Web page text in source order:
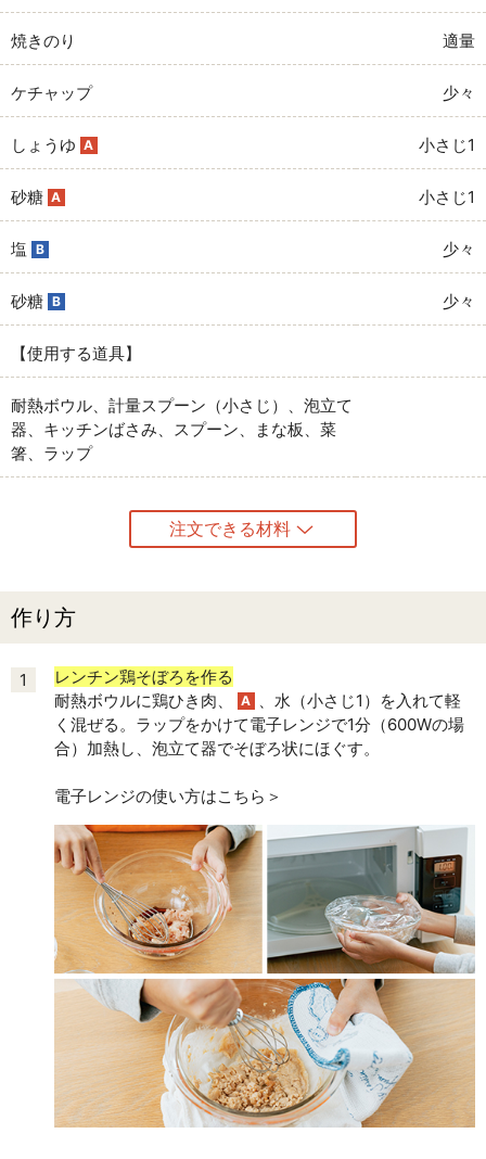
焼きのり 適量
ケチャップ 少々
しょうゆ A 小さじ1
砂糖 A 小さじ1
塩 B 少々
砂糖 B 少々
【使用する道具】
耐熱ボウル、計量スプーン（小さじ）、泡立て
器、キッチンばさみ、スプーン、まな板、菜
箸、ラップ
注文できる材料
作り方
1
レンチン鶏そぼろを作る
耐熱ボウルに鶏ひき肉、
A 、水（小さじ1）を入れて軽
く混ぜる。ラップをかけて電子レンジで1分（600Wの場
合）加熱し、泡立て器でそぼろ状にほぐす。
電子レンジの使い方はこちら＞